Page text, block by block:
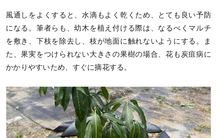
風通しをよくすると、水滴もよく乾くため、とても良い予防
になる。筆者らも、幼木を植え付ける際は、なるべくマルチ
を敷き、下枝を除去し、枝が地面に触れないようにする。ま
た、果実をつけられない大きさの果樹の場合、花も炭疽病に
かかりやすいため、すぐに摘花する。